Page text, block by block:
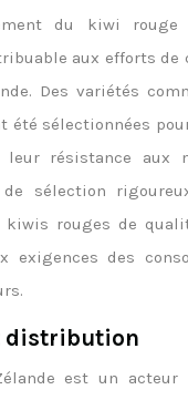
du kiwi rouge
aux efforts de
Des variétés
été sélectionnées
résistance aux
de sélection
kiwis rouges de
exigences des
distribution
est un